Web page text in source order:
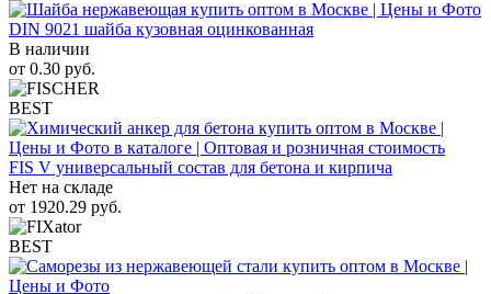
DIN 9021 шайба кузовная оцинкованная
В наличии
от 0.30 руб.
BEST
FIS V универсальный состав для бетона и кирпича
Нет на складе
от 1920.29 руб.
BEST